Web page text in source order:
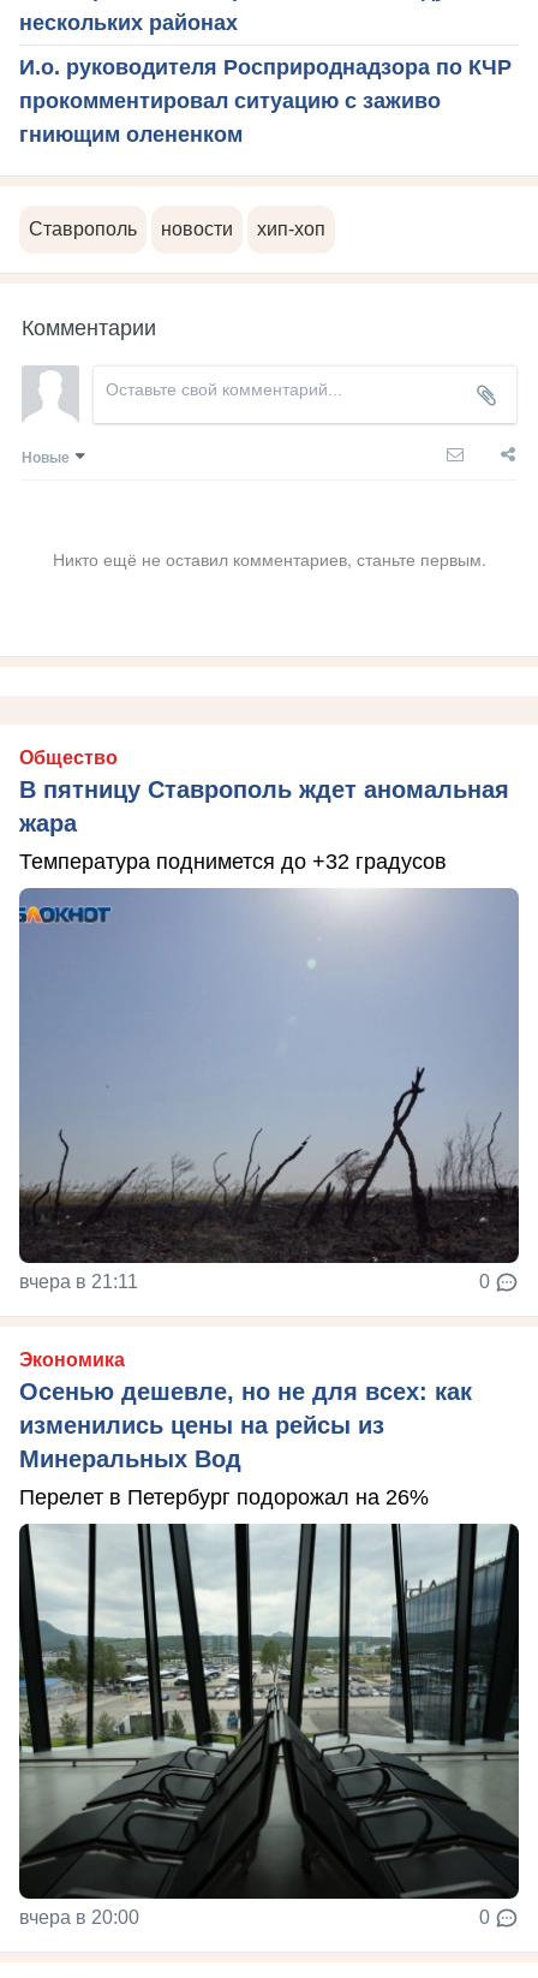
нескольких районах
И.о. руководителя Росприроднадзора по КЧР
прокомментировал ситуацию с заживо
гниющим олененком
Ставрополь новости хип-хоп
Комментарии
Новые
Никто ещё не оставил комментариев, станьте первым.
Общество
В пятницу Ставрополь ждет аномальная
жара
Температура поднимется до +32 градусов
вчера в 21:11 0
Экономика
Осенью дешевле, но не для всех: как
изменились цены на рейсы из
Минеральных Вод
Перелет в Петербург подорожал на 26%
вчера в 20:00 0